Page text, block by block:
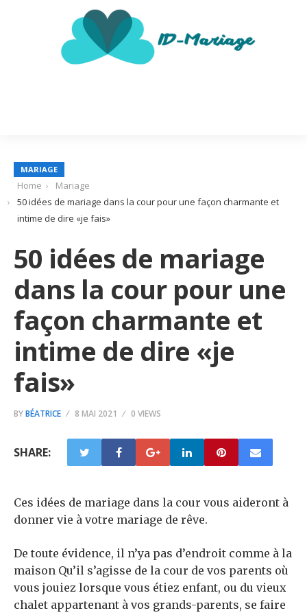
MARIAGE
Home
Mariage
50 idées de mariage dans la cour pour une façon charmante et
intime de dire «je fais»
50 idées de mariage
dans la cour pour une
façon charmante et
intime de dire «je
fais»
BYBÉATRICE 8 MAI 2021 0 VIEWS
SHARE:
Ces idées de mariage dans la cour vous aideront à
donner vie à votre mariage de rêve.
De toute évidence, il n’ya pas d’endroit comme à la
maison Qu’il s’agisse de la cour de vos parents où
vous jouiez lorsque vous étiez enfant, ou du vieux
chalet appartenant à vos grands-parents, se faire